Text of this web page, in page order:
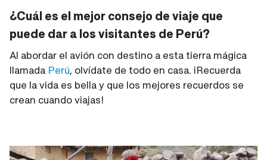
¿Cuál es el mejor consejo de viaje que
puede dar a los visitantes de Perú?
Al abordar el avión con destino a esta tierra mágica
llamada Perú, olvídate de todo en casa. ¡Recuerda
que la vida es bella y que los mejores recuerdos se
crean cuando viajas!